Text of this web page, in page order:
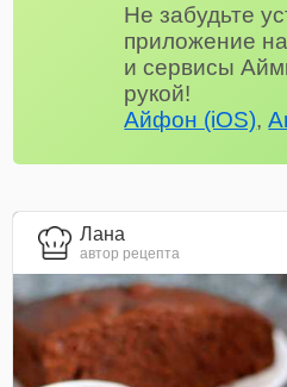
Не забудьте
приложение
и сервисы
рукой!
Айфон (iOS),
Лана
автор рецепта